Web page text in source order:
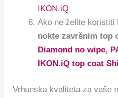
IKON.iQ
Ako ne želite koristiti
nokte završnim top
Diamond no wipe,
IKON.iQ top coat
Vrhunska kvaliteta za vaše